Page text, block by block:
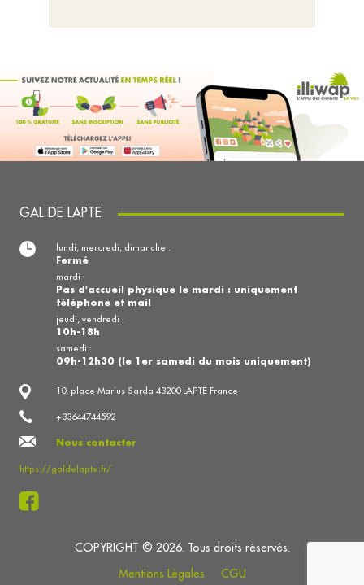
GAL DE LAPTE
10, place Marius Sarda 43200 LAPTE France
+33644744592
Nous contacter
https://galdelapte.fr/
lundi, mercredi, dimanche :
Fermé
mardi :
Pas d'accueil physique le mardi : uniquement
téléphone et mail
jeudi, vendredi :
10h-18h
samedi :
09h-12h30 (le 1er samedi du mois uniquement)
COPYRIGHT © 2026. Tous droits réservés.
Mentions Légales
CGU